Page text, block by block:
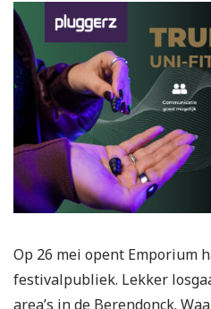
Op 26 mei opent Emporium
festivalpubliek. Lekker
area’s in de Berendonck.